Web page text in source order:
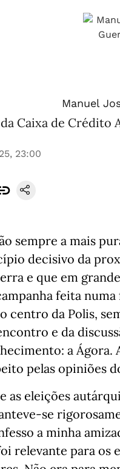
Manuel
Caixa de Crédito
23:00
sempre a mais
decisivo da
e que em
feita
centro da Polis,
e da
a Ágora.
pelas opiniões
as eleições
se
a minha
relevante para os